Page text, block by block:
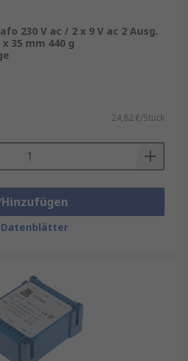
230 V ac / 2 x 9 V ac 2 Ausg.
35 mm 440 g
24,82 €/Stück
Hinzufügen
Datenblätter